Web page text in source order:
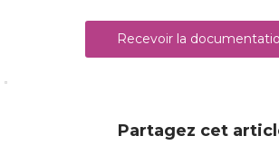
Recevoir la
Partagez cet